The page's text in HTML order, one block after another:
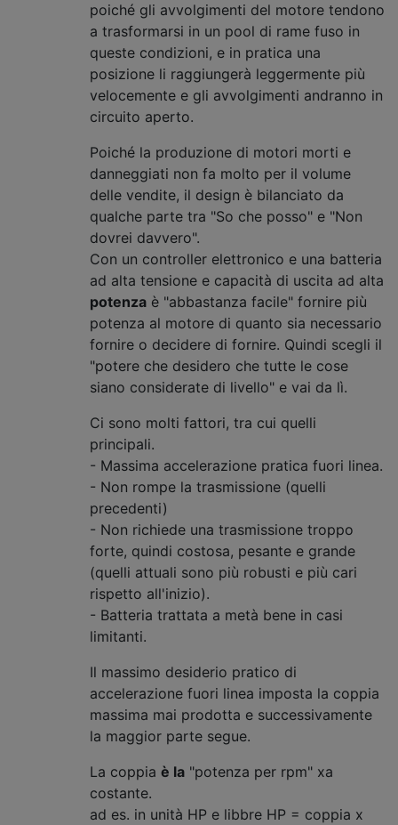
poiché gli avvolgimenti del motore tendono
a trasformarsi in un pool di rame fuso in
queste condizioni, e in pratica una
posizione li raggiungerà leggermente più
velocemente e gli avvolgimenti andranno in
circuito aperto.
Poiché la produzione di motori morti e
danneggiati non fa molto per il volume
delle vendite, il design è bilanciato da
qualche parte tra "So che posso" e "Non
dovrei davvero".
Con un controller elettronico e una batteria
ad alta tensione e capacità di uscita ad alta
potenza è "abbastanza facile" fornire più
potenza al motore di quanto sia necessario
fornire o decidere di fornire. Quindi scegli il
"potere che desidero che tutte le cose
siano considerate di livello" e vai da lì.
Ci sono molti fattori, tra cui quelli
principali.
- Massima accelerazione pratica fuori linea.
- Non rompe la trasmissione (quelli
precedenti)
- Non richiede una trasmissione troppo
forte, quindi costosa, pesante e grande
(quelli attuali sono più robusti e più cari
rispetto all'inizio).
- Batteria trattata a metà bene in casi
limitanti.
Il massimo desiderio pratico di
accelerazione fuori linea imposta la coppia
massima mai prodotta e successivamente
la maggior parte segue.
La coppia è la "potenza per rpm" xa
costante.
ad es. in unità HP e libbre HP = coppia x